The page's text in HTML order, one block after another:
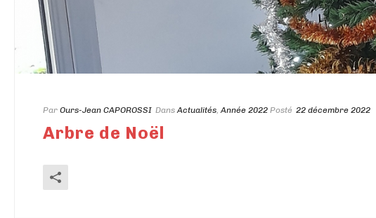
Par Ours-Jean CAPOROSSI DansActualités,Année 2022 Posté 22 décembre 2022
Arbre de Noël